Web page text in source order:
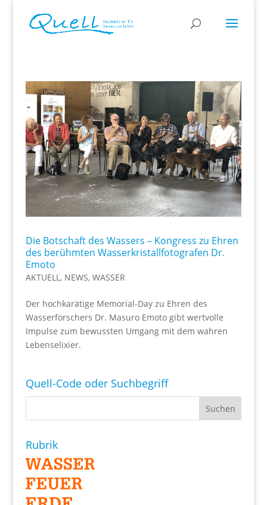
Die Botschaft des Wassers – Kongress zu Ehren
des berühmten Wasserkristallfotografen Dr.
Emoto
AKTUELL , NEWS, WASSER
Der hochkarätige Memorial-Day zu Ehren des
Wasserforschers Dr. Masuro Emoto gibt wertvolle
Impulse zum bewussten Umgang mit dem wahren
Lebenselixier.
Quell-Code oder Suchbegriff
Rubrik